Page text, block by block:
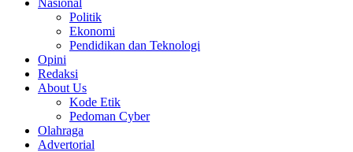
Nasional
Politik
Ekonomi
Pendidikan dan Teknologi
Opini
Redaksi
About Us
Kode Etik
Pedoman Cyber
Olahraga
Advertorial